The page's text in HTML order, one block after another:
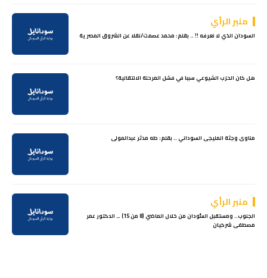
منبر الرأي
السودان الذي لا نعرفه !! .. بقلم: محمد عصمت/نقلا عن الشروق المصرية
هل كان الحزب الشيوعي سببا في فشل المرحلة الانتقالية؟
مناوى وجثة المليجى السوداني .. بقلم: طه مدثر عبدالمولى
منبر الرأي
الجنوب.. ومستقبل السُّودان من خلال الماضي (8 من 15) … الدكتور عمر
مصطفى شركيان